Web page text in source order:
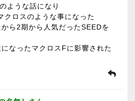
ような話になり
クロスのような事になった
ら2期から人気だったSEEDを
なったマクロスFに影響された